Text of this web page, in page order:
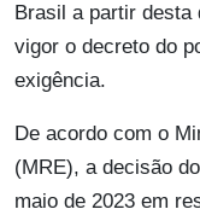
Brasil a partir desta
vigor o decreto do
exigência.
De acordo com o
(MRE), a decisão
maio de 2023 em